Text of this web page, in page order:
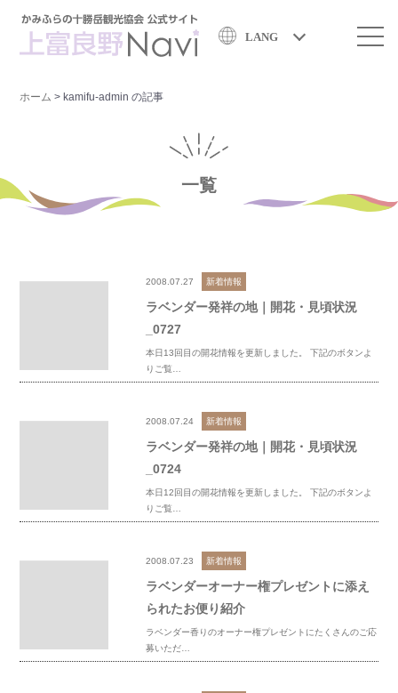
LANG
ホーム > kamifu-admin の記事
一覧
2008.07.27 新着情報
ラベンダー発祥の地｜開花・見頃状況
_0727
本日13回目の開花情報を更新しました。 下記のボタンよ
りご覧…
2008.07.24 新着情報
ラベンダー発祥の地｜開花・見頃状況
_0724
本日12回目の開花情報を更新しました。 下記のボタンよ
りご覧…
2008.07.23 新着情報
ラベンダーオーナー権プレゼントに添え
られたお便り紹介
ラベンダー香りのオーナー権プレゼントにたくさんのご応
募いただ…